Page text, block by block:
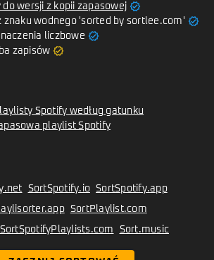
wersji z kopii zapasowej verified
znaku wodnego 'sorted by sortlee.com' verified
liczbowe verified
zapisów verified
Spotify według gatunku
playlist Spotify
SortSpotify.io SortSpotify.app
SortPlaylist.com
SortSpotifyPlaylists.com Sort.music